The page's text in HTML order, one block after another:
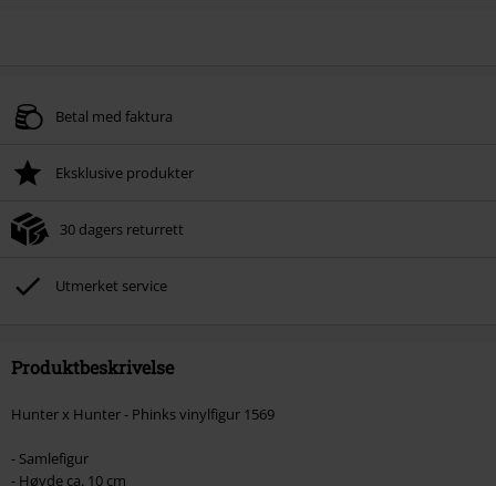
Betal med faktura
Eksklusive produkter
30 dagers returrett
Utmerket service
Produktbeskrivelse
Hunter x Hunter - Phinks vinylfigur 1569
- Samlefigur
- Høyde ca. 10 cm